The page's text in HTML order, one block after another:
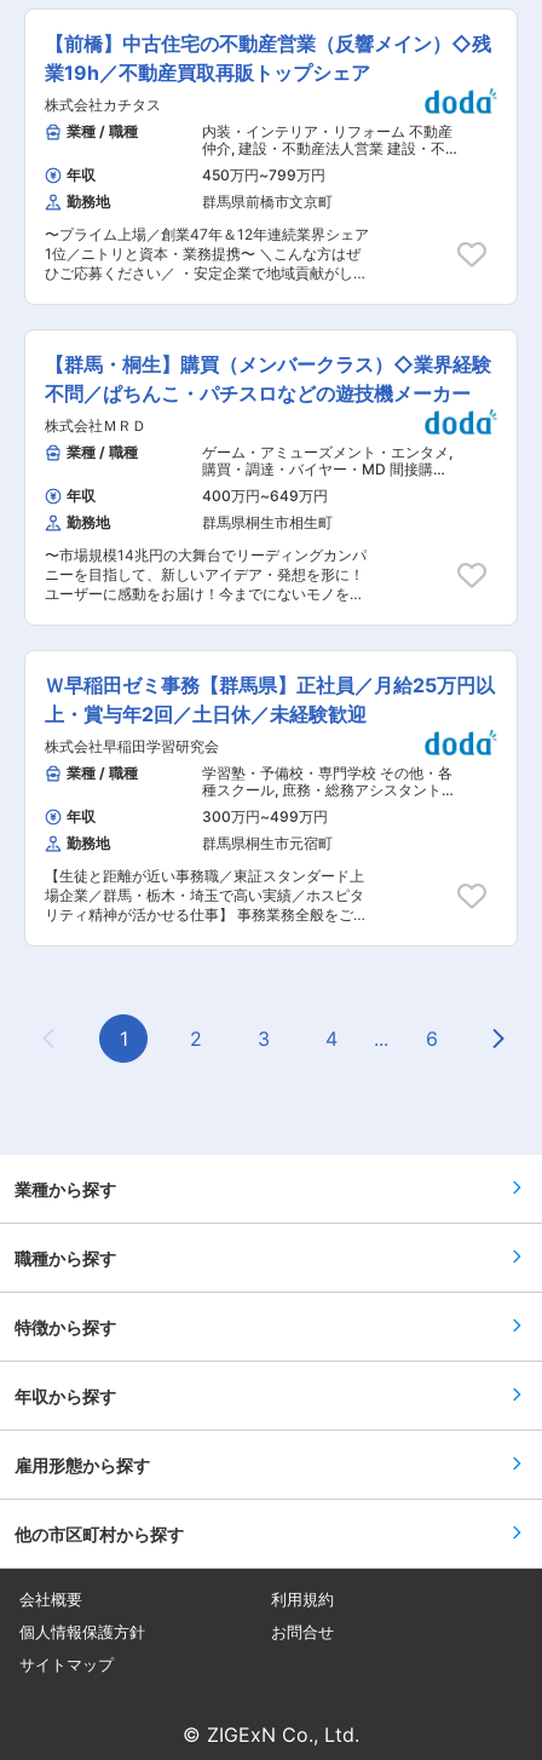
る職場（女性はもちろん男性の育休取得も盛ん
で、2022年度は5名の男性が取得◎） ・社員食堂
（1食400円程度で、利用のたびに下記食事手当
を200円付与のため実質200円程度でご利用いた
だけます） ■当社について 当社は、クラッチ・
ブレーキ分野で世界的に評価される、群馬発のグ
ローバルメーカーです。特にカーエアコン用クラ
ッチでは、世界トップシェアを誇っています。製
品ラインナップは5,000種以上と非常に幅広く、
自動車・工作機械・農業・医療など多様な分野で
活躍しており、世界6か国に生産拠点を持ってい
ます。年間休日126日や充実した福利厚生があ
り、研修体制も重視実していて、中途入社の方も
力・やりがい 世界中の自動車や産業機械を動かす
「縁の下の力持ち」として、手掛けた製品が社会
プシェアを誇る製品の品質に携わることで、自身
の技術力や専門性を高められるだけでなく、グロ
ーバルな視点での品質管理スキルを磨くことがで
きます。 変更の範囲：会社の定める業務
概要： 伊勢崎市にある赤堀工場にて、生産技術職
としてご活躍いただきます。将来的にどんどん業
務範囲を広げていただき、下記などもお任せして
いく予定です。 ・機械加工の工程設定 ・治工具
の設計・組立 ・機械設備の調整 他 ■採用背景
当社では来年度に向けての生産量増加に向けて、
新しく設備の立ち上げをおこなっていく必要があ
り、当ポジションで貢献いただける方を募集して
おります。 ■同ポジションの魅力： 同ポジショ
ンは出張がほとんどなく、休日は稼働していない
ため、基本的に土日休みでワークライフバランス
を保って就業することができます。転勤もなく、
東証スタンダードに上場しているため、群馬に根
付いて就業されたい方にオススメの環境です。 ■
クラッチとは： クラッチとは、動力伝達・遮断、
制動、変速、緩衝など、機械を安全かつ思い通り
えるカーエアコン用電磁クラッチなど。レーシン
グカーでは、ドリフトやカスタムで活躍します。
車以外でも、エレベーター、ATM、産業ロボット
など幅広い用途で使われています。 ■当社の魅
力： 様々な分野でますます自動化が期待される昨
今、当社はクラッチ・ブレーキの総合メーカーと
して各種機械の自動化・省力化に貢献しており、
海外を中心に需要が高まっています。 ■当社につ
いて 当社は、クラッチ・ブレーキ分野で世界的に
評価される、群馬発のグローバルメーカーです。
特にカーエアコン用クラッチでは、世界トップシ
ェアを誇っています。製品ラインナップは5,000
種以上と非常に幅広く、自動車・工作機械・農
か国に生産拠点を持っています。今後は、世界の
業界の50％以上に認知してもらえる会社（世界の
を目指しています。年間休日126日や充実した福
利厚生があり、研修体制も重視実していて、中途
入社の方も長く活躍いただける体制が整っていま
す。 変更の範囲：会社の定める業務
【前橋】中古住宅の不動産営業（反響メイン）◇残
業19h／不動産買取再販トップシェア
株式会社カチタス
業種 / 職種
内装・インテリア・リフォーム 不動産
仲介, 建設・不動産法人営業 建設・不
動産個人営業
年収 450万円~799万円
勤務地
群馬県前橋市文京町
〜プライム上場／創業47年＆12年連続業界シェア
1位／ニトリと資本・業務提携〜 ＼こんな方はぜ
ひご応募ください／ ・安定企業で地域貢献がした
早期キャリアアップを叶えたい方（早い方は入社
後数年で店舗マネージャーに） 「不動産買取再販
の販売戸数ランキング1位」「20代が選ぶ成長で
きる企業2位」の当社にて、中古住宅の買取、リ
フォーム・商品化、販売を行う営業職をお任せし
ます。全て一気通貫で関われる部分が魅力です。
■業務の流れ： 1）物件調査＆仕入れ 自社サイト
への問合せや、不動産仲介会社から案内いただい
た案件などが買取対象になります。テレアポ等の
新規開拓はなく、毎月約7-8件内覧し、約1件が契
約成立となります。 (2)リフォーム企画 パートナ
ー工務店・チームと相談しながら、ターゲットに
合う安心で住みやすい家を企画します。リフォー
ム工事は、パートナー工務店へ依頼し、完成まで
進捗確認を行います。 (3)販売 リフォーム済み住
宅の魅力をHPや販売会社を通して公開し、問合
円（平均1500万円）ほどで、個人で中古住宅を
購入してリフォームするよりも、販売価格が抑え
られるため売りやすい状況です。 ■研修： 週に1
回全国の営業が集まるテレビ会議があり、良い事
例や市場の共有を行い、ノウハウを蓄積すること
ができます。 また、チーム交流も盛んな環境で
隔週火曜日＋他２日フリーシフトで取得）で、土
日祝の希望休取得も可能です。夏期休暇、冬期休
暇、慶弔休暇だけでなく、結婚出産お祝い休暇、
ステップアップ休暇など特別休暇も充実していま
す。 ■給与： 安定した固定給のほか、毎月販売
インセンティブを、四半期ごとに目標達成インセ
2016年に経産省の『先進的なリフォーム事業者表
【群馬・桐生】購買（メンバークラス）◇業界経験
不問／ぱちんこ・パチスロなどの遊技機メーカー
株式会社ＭＲＤ
業種 / 職種
ゲーム・アミューズメント・エンタメ ,
購買・調達・バイヤー・MD 間接購
買・総務購買
年収 400万円~649万円
勤務地
群馬県桐生市相生町
〜市場規模14兆円の大舞台でリーディングカンパ
ニーを目指して、新しいアイデア・発想を形に！
ユーザーに感動をお届け！今までにないモノを創
われる部品（電子部品やプラスチック製品など）
の購買・仕入れ実務をお任せします。担当製品を
受け持って、営業・開発・製造部門と協力しなが
ら業務を進めていきます。 ■業務詳細： 仕様書
や図面をもとに、既存の協力会社（仕入先）へ見
積もりを依頼し、価格・納期の調整を行います。
■入社後の流れ： ◇まずは基本業務からスタート
し、少しずつ範囲・幅を広げます。当社の扱う部
品の種類や、現在お付き合いのある協力会社を把
握していただきます。これまでの購買経験を活か
しながら、当社での業務に慣れてくださいね。 ◇
仕事に慣れてきたら、担当プロジェクトの購買実
務をお任せします。協力工場との日常的な価格交
渉や、納期遅れがないかの進捗管理がメインで
す。 ◇実務の経験を積んだ後は、より好条件で仕
入れられる新しい協力工場の開拓や、コスト削減
段階から関わることができるため、モノづくりの
実感を味わえます。 ・企業の利益率を劇的に変え
る1円単位の交渉を行います。また、そのプロセ
TL…40代1人） ■当社の魅力： 1955年創業以
カーです。 創業まもなくして革新的デザイン「非
電動メカチューリップ」の開発での成功（市場占
有率80％達成）を足掛かりに、新しい発想の「上
新しい取り組みにチャレンジすることで、常にリ
Ｗ早稲田ゼミ事務【群馬県】正社員／月給25万円以
上・賞与年2回／土日休／未経験歓迎
株式会社早稲田学習研究会
業種 / 職種
学習塾・予備校・専門学校 その他・各
種スクール, 庶務・総務アシスタント
一般事務・アシスタント
年収 300万円~499万円
勤務地
群馬県桐生市元宿町
【生徒と距離が近い事務職／東証スタンダード上
場企業／群馬・栃木・埼玉で高い実績／ホスピタ
リティ精神が活かせる仕事】 事務業務全般をご担
（5）庶務的業務ほか、校舎運営のサポートなど
※学習塾とはいっても、特別な知識や教える経験
の有無は問いません。事務としての実務経験がな
く、評価項目は生徒への向き合い方です。貢献度
や人間性、会社へのロイヤリティを重視しており
ます。 ・年齢関係なくチームが連携して成績向上
が集まっております。 ■当社の特徴： 1987年に
業の大型学習塾「W早稲田ゼミ」とオリジナルブ
ランドの個別指導教室「ファースト個別」を、関
東圏内に66拠点展開。 抜群の合格実績と、面倒
っております。 2023年12月ついに東証スタンダ
きます。 変更の範囲：会社の定める業務
Previous Page
1 2 3 4 ... 6
業種から探す
職種から探す
特徴から探す
年収から探す
雇用形態から探す
他の市区町村から探す
会社概要
利用規約
個人情報保護方針
お問合せ
サイトマップ
© ZIGExN Co., Ltd.